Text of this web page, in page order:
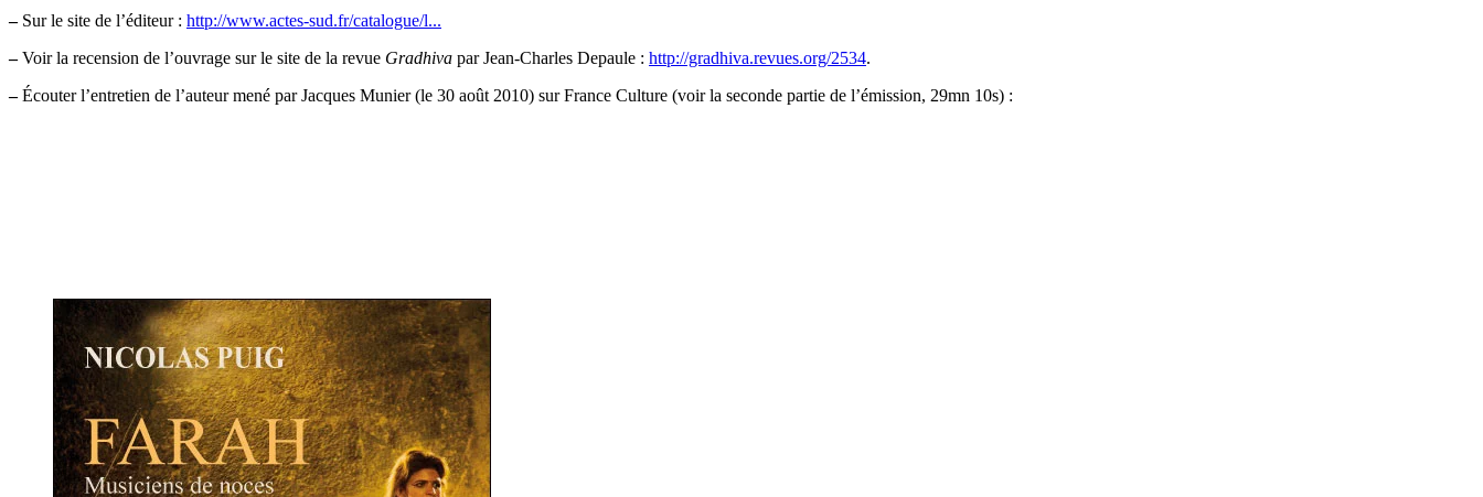
–Sur le site de l’éditeur : http://www.actes-sud.fr/catalogue/l...
–Voir la recension de l’ouvrage sur le site de la revue Gradhiva par Jean-Charles Depaule : http://gradhiva.revues.org/2534.
–Écouter l’entretien de l’auteur mené par Jacques Munier (le 30 août 2010) sur France Culture (voir la seconde partie de l’émission, 29mn 10s) :